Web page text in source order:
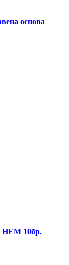
основа
HEM 10бр.